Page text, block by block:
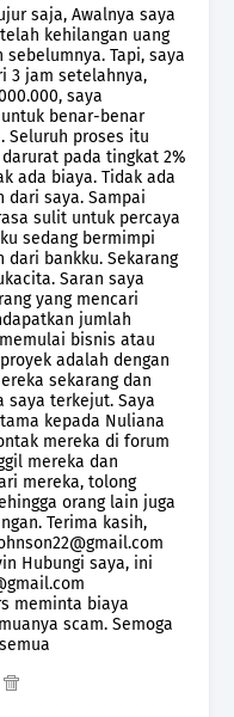
saja, Awalnya saya
kehilangan uang
Tapi, saya
3 jam setelahnya,
saya
benar-benar
Seluruh proses itu
pada tingkat 2%
ada biaya. Tidak ada
dari saya. Sampai
sulit untuk percaya
sedang bermimpi
bankku. Sekarang
Saran saya
yang mencari
jumlah
bisnis atau
adalah dengan
sekarang dan
saya terkejut. Saya
kepada Nuliana
mereka di forum
mereka dan
mereka, tolong
orang lain juga
Terima kasih,
Hubungi saya, ini
meminta biaya
scam. Semoga